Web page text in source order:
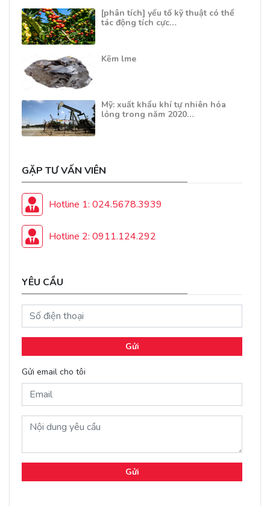
[phân tích] yếu tố kỹ thuật có thể
tác động tích cực…
Kẽm lme
Mỹ: xuất khẩu khí tự nhiên hóa
lỏng trong năm 2020…
GẶP TƯ VẤN VIÊN
Hotline 1: 024.5678.3939
Hotline 2: 0911.124.292
YÊU CẦU
Gửi
Gửi email cho tôi
Gửi